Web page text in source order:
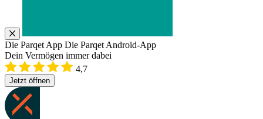
Die Parqet App Die Parqet Android-App
Dein Vermögen immer dabei
4,7
Jetzt öffnen